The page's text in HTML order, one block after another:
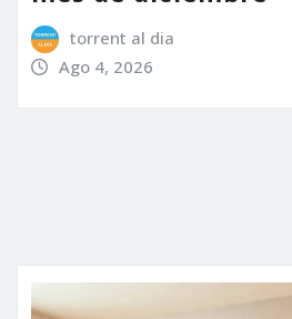
torrent al dia
Ago 4, 2026